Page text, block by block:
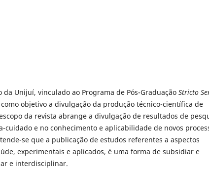
Unijuí, vinculado ao Programa de Pós-Graduação Stricto
objetivo a divulgação da produção técnico-científica de
da revista abrange a divulgação de resultados de
cuidado e no conhecimento e aplicabilidade de novos
se que a publicação de estudos referentes a aspectos
experimentais e aplicados, é uma forma de subsidiar e
e interdisciplinar.